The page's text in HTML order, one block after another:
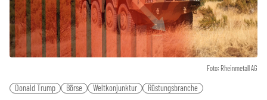
Foto: Rheinmetall AG
Donald Trump Börse Weltkonjunktur Rüstungsbranche